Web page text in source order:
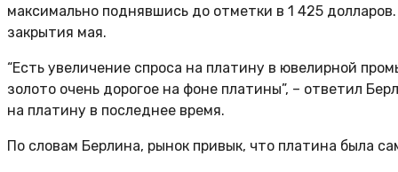
максимально поднявшись до отметки в 1 425
закрытия мая.
“Есть увеличение спроса на платину в ювелирной
золото очень дорогое на фоне платины”, – ответил
на платину в последнее время.
По словам Берлина, рынок привык, что платина была